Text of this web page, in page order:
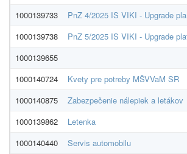
1000139733
PnZ 4/2025 IS VIKI - Upgrade
1000139738
PnZ 5/2025 IS VIKI - Upgrade
1000139655
1000140724
Kvety pre potreby MŠVVaM SR
1000140875
Zabezpečenie nálepiek a letákov
1000139862
Letenka
1000140440
Servis automobilu